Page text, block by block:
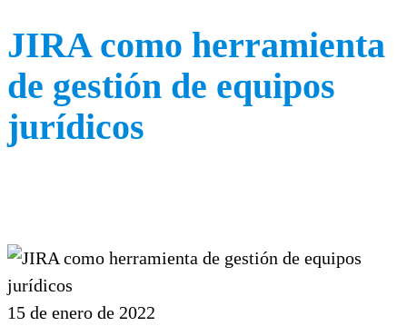
JIRA como herramienta
de gestión de equipos
jurídicos
15 de enero de 2022